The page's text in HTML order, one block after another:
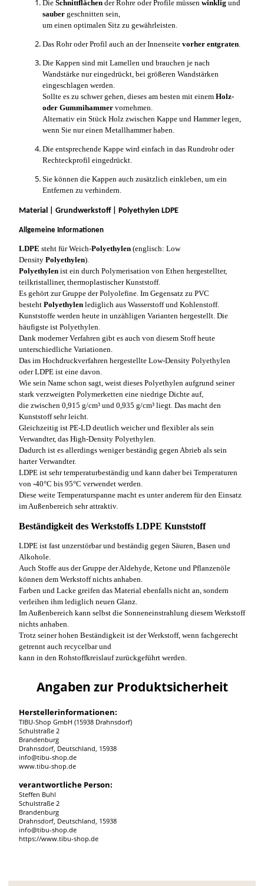
Die Schnittflächender Rohre oder Profile müssen winklig und
saubergeschnitten sein,
um einen optimalen Sitz zu gewährleisten.
Das Rohr oder Profil auch an der Innenseite vorher entgraten.
Die Kappen sind mit Lamellen und brauchen je nach
Wandstärke nur eingedrückt, bei größeren Wandstärken
eingeschlagen werden.
Sollte es zu schwer gehen, dieses am besten mit einem Holz-
oder Gummihammer vornehmen.
Alternativ ein Stück Holz zwischen Kappe und Hammer legen,
wenn Sie nur einen Metallhammer haben.
Die entsprechende Kappe wird einfach in das Rundrohr oder
Rechteckprofil eingedrückt.
Sie können die Kappen auch zusätzlich einkleben, um ein
Entfernen zu verhindern.
Material | Grundwerkstoff | Polyethylen LDPE
Allgemeine Informationen
LDPE steht für Weich-Polyethylen(englisch: Low
Density Polyethylen).
Polyethylenist ein durch Polymerisation von Ethen hergestellter,
teilkristalliner, thermoplastischer Kunststoff.
Es gehört zur Gruppe der Polyolefine. Im Gegensatz zu PVC
besteht Polyethylenlediglich aus Wasserstoff und Kohlenstoff.
Kunststoffe werden heute in unzähligen Varianten hergestellt. Die
häufigste ist Polyethylen.
Dank moderner Verfahren gibt es auch von diesem Stoff heute
unterschiedliche Variationen.
Das im Hochdruckverfahren hergestellte Low-Density Polyethylen
oder LDPE ist eine davon.
Wie sein Name schon sagt, weist dieses Polyethylen aufgrund seiner
stark verzweigten Polymerketten eine niedrige Dichte auf,
die zwischen 0,915 g/cm³ und 0,935 g/cm³ liegt. Das macht den
Kunststoff sehr leicht.
Gleichzeitig ist PE-LD deutlich weicher und flexibler als sein
Verwandter, das High-Density Polyethylen.
Dadurch ist es allerdings weniger beständig gegen Abrieb als sein
harter Verwandter.
LDPE ist sehr temperaturbeständig und kann daher bei Temperaturen
von -40°C bis 95°C verwendet werden.
Diese weite Temperaturspanne macht es unter anderem für den Einsatz
im Außenbereich sehr attraktiv.
Beständigkeit des Werkstoffs LDPE Kunststoff
LDPE ist fast unzerstörbar und beständig gegen Säuren, Basen und
Alkohole.
Auch Stoffe aus der Gruppe der Aldehyde, Ketone und Pflanzenöle
können dem Werkstoff nichts anhaben.
Farben und Lacke greifen das Material ebenfalls nicht an, sondern
verleihen ihm lediglich neuen Glanz.
Im Außenbereich kann selbst die Sonneneinstrahlung diesem Werkstoff
nichts anhaben.
Trotz seiner hohen Beständigkeit ist der Werkstoff, wenn fachgerecht
getrennt auch recycelbar und
kann in den Rohstoffkreislauf zurückgeführt werden.
Angaben zur Produktsicherheit
Herstellerinformationen:
TIBU-Shop GmbH (15938 Drahnsdorf)
Schulstraße 2
Brandenburg
Drahnsdorf, Deutschland, 15938
info@tibu-shop.de
www.tibu-shop.de
verantwortliche Person:
Steffen Buhl
Schulstraße 2
Brandenburg
Drahnsdorf, Deutschland, 15938
info@tibu-shop.de
https://www.tibu-shop.de